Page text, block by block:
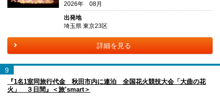
2026年 08月
出発地
埼玉県 東京23区
詳細を見る
9
『1名1室同旅行代金 秋田市内に連泊 全国花火競技大会「大曲の花
火」 ３日間』＜旅’smart＞